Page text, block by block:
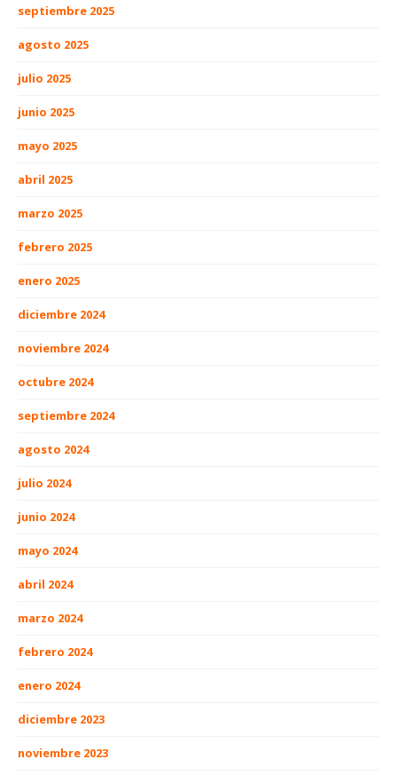
septiembre 2025
agosto 2025
julio 2025
junio 2025
mayo 2025
abril 2025
marzo 2025
febrero 2025
enero 2025
diciembre 2024
noviembre 2024
octubre 2024
septiembre 2024
agosto 2024
julio 2024
junio 2024
mayo 2024
abril 2024
marzo 2024
febrero 2024
enero 2024
diciembre 2023
noviembre 2023